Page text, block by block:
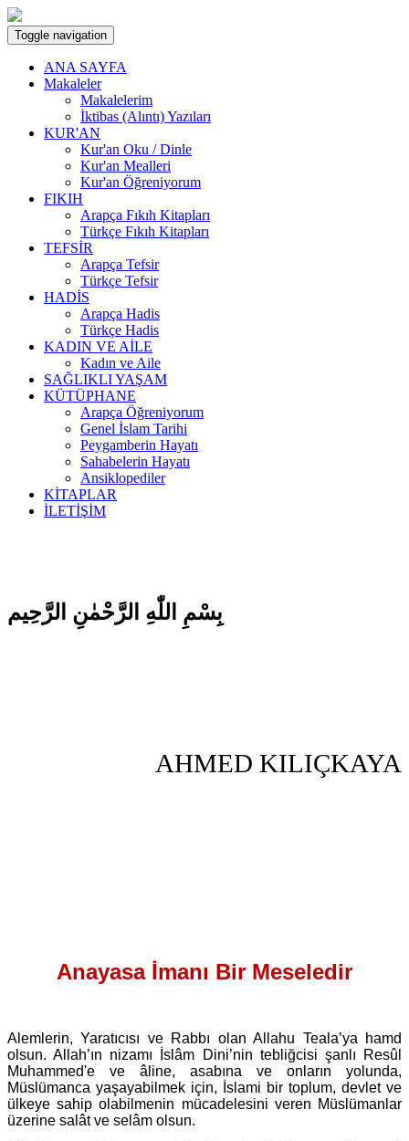
Toggle navigation
ANA SAYFA
Makaleler
Makalelerim
İktibas (Alıntı) Yazıları
KUR'AN
Kur'an Oku / Dinle
Kur'an Mealleri
Kur'an Öğreniyorum
FIKIH
Arapça Fıkıh Kitapları
Türkçe Fıkıh Kitapları
TEFSİR
Arapça Tefsir
Türkçe Tefsir
HADİS
Arapça Hadis
Türkçe Hadis
KADIN VE AİLE
Kadın ve Aile
SAĞLIKLI YAŞAM
KÜTÜPHANE
Arapça Öğreniyorum
Genel İslam Tarihi
Peygamberin Hayatı
Sahabelerin Hayatı
Ansiklopediler
KİTAPLAR
İLETİŞİM
بِسْمِ اللّٰهِ الرَّحْمٰنِ الرَّحِيم
AHMED KILIÇKAYA
Anayasa İmanı Bir Meseledir
Alemlerin, Yaratıcısı ve Rabbı olan Allahu Teala’ya hamd
olsun. Allah’ın nizamı İslâm Dini’nin tebliğcisi şanlı Resûl
Muhammed'e ve âline, asabına ve onların yolunda,
Müslümanca yaşayabilmek için, İslami bir toplum, devlet ve
ülkeye sahip olabilmenin mücadelesini veren Müslümanlar
üzerine salât ve selâm olsun.